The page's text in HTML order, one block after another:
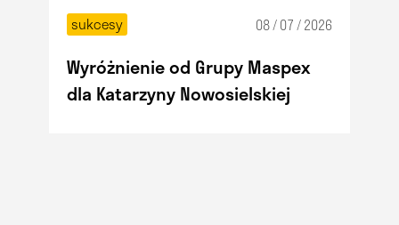
sukcesy 08 / 07 / 2026
Wyróżnienie od Grupy Maspex
dla Katarzyny Nowosielskiej